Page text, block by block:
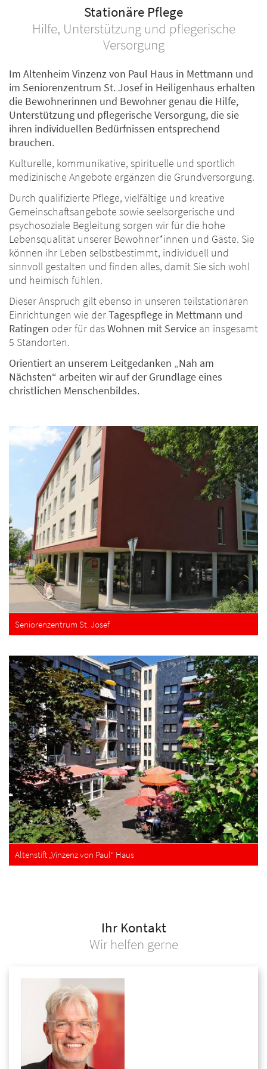
Stationäre Pflege
Hilfe, Unterstützung und pflegerische
Versorgung
Im Altenheim Vinzenz von Paul Haus in Mettmann und
im Seniorenzentrum St. Josef in Heiligenhaus erhalten
die Bewohnerinnen und Bewohner genau die Hilfe,
Unterstützung und pflegerische Versorgung, die sie
ihren individuellen Bedürfnissen entsprechend
brauchen.
Kulturelle, kommunikative, spirituelle und sportlich
medizinische Angebote ergänzen die Grundversorgung.
Durch qualifizierte Pflege, vielfältige und kreative
Gemeinschaftsangebote sowie seelsorgerische und
psychosoziale Begleitung sorgen wir für die hohe
Lebensqualität unserer Bewohner*innen und Gäste. Sie
können ihr Leben selbstbestimmt, individuell und
sinnvoll gestalten und finden alles, damit Sie sich wohl
und heimisch fühlen.
Dieser Anspruch gilt ebenso in unseren teilstationären
Einrichtungen wie derTagespflege in Mettmann und
Ratingen oder für dasWohnen mit Service an insgesamt
5 Standorten.
Orientiert an unserem Leitgedanken „Nah am
Nächsten“ arbeiten wir auf der Grundlage eines
christlichen Menschenbildes.
Seniorenzentrum St. Josef
Altenstift „Vinzenz von Paul“ Haus
Ihr Kontakt
Wir helfen gerne